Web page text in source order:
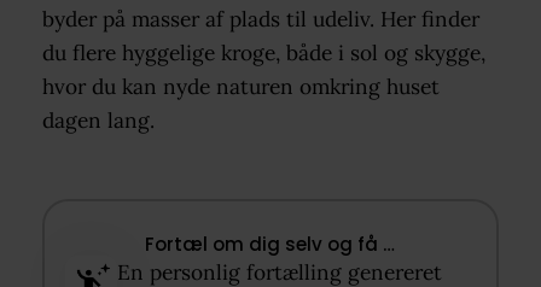
byder på masser af plads til udeliv. Her finder
du flere hyggelige kroge, både i sol og skygge,
hvor du kan nyde naturen omkring huset
dagen lang.
Fortæl om dig selv og få …​
En personlig fortælling genereret